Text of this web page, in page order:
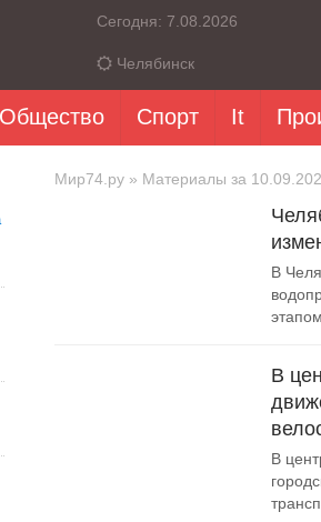
Сегодня: 7.08.2026
Челябинск
Общество Спорт It
Мир74.ру » Материалы за
В
В
В